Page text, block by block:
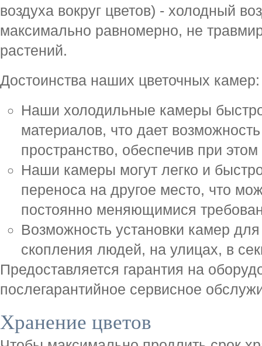
воздуха вокруг цветов) - холодный
максимально равномерно, не
растений.
Достоинства наших цветочных камер:
Наши холодильные камеры
материалов, что дает
пространство, обеспечив при
Наши камеры могут легко и
переноса на другое место, что
постоянно меняющимися
Возможность установки камер
скопления людей, на улицах, в
Предоставляется гарантия на
послегарантийное сервисное
Хранение цветов